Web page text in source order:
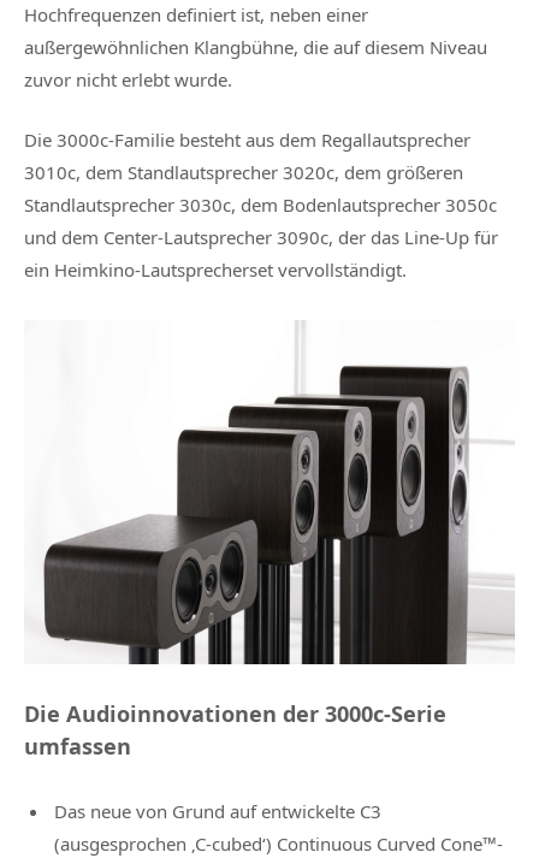
Hochfrequenzen definiert ist, neben einer
außergewöhnlichen Klangbühne, die auf diesem Niveau
zuvor nicht erlebt wurde.
Die 3000c-Familie besteht aus dem Regallautsprecher
3010c, dem Standlautsprecher 3020c, dem größeren
Standlautsprecher 3030c, dem Bodenlautsprecher 3050c
und dem Center-Lautsprecher 3090c, der das Line-Up für
ein Heimkino-Lautsprecherset vervollständigt.
Die Audioinnovationen der 3000c-Serie
umfassen
Das neue von Grund auf entwickelte C3
(ausgesprochen ‚C-cubed‘) Continuous Curved Cone™-